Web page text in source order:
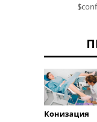
Конизация